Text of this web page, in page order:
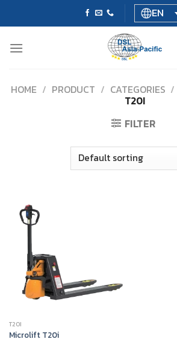
EN
HOME / PRODUCT / CATEGORIES /
T20I
FILTER
T20I
Microlift T20i